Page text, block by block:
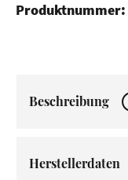
Produktnummer:
Beschreibung
Herstellerdaten